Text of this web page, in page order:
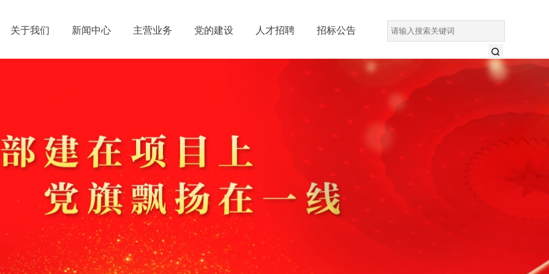
关于我们 新闻中心 主营业务 党的建设 人才招聘 招标公告